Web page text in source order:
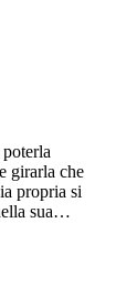
girarla che
propria si
il